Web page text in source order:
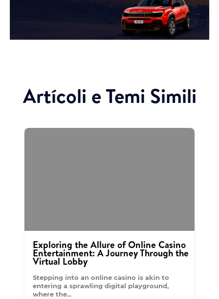
Artícoli e Temi Simili
Exploring the Allure of Online Casino
Entertainment: A Journey Through the
Virtual Lobby
Stepping into an online casino is akin to
entering a sprawling digital playground,
where the...